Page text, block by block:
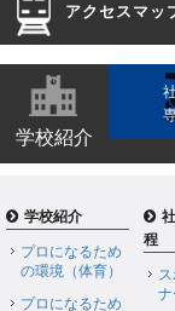
アクセスマッ
学校紹介
学校紹介
プロになるため
の環境（体育）
プロになるため
程